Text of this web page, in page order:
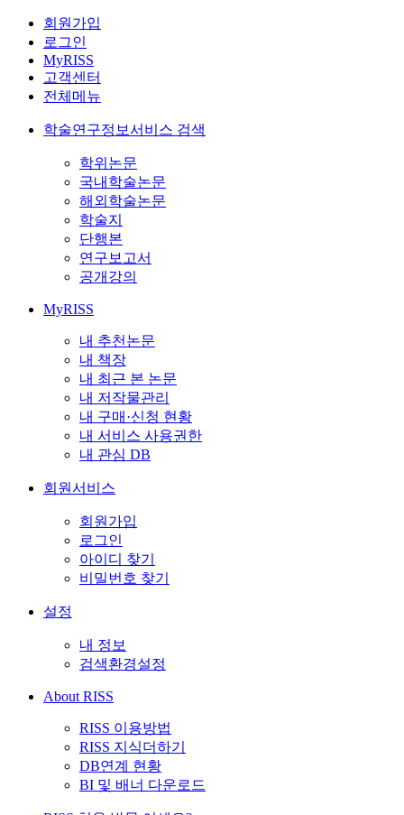
회원가입
로그인
MyRISS
고객센터
전체메뉴
학술연구정보서비스 검색
학위논문
국내학술논문
해외학술논문
학술지
단행본
연구보고서
공개강의
MyRISS
내 추천논문
내 책장
내 최근 본 논문
내 저작물관리
내 구매·신청 현황
내 서비스 사용권한
내 관심 DB
회원서비스
회원가입
로그인
아이디 찾기
비밀번호 찾기
설정
내 정보
검색환경설정
About RISS
RISS 이용방법
RISS 지식더하기
DB연계 현황
BI 및 배너 다운로드